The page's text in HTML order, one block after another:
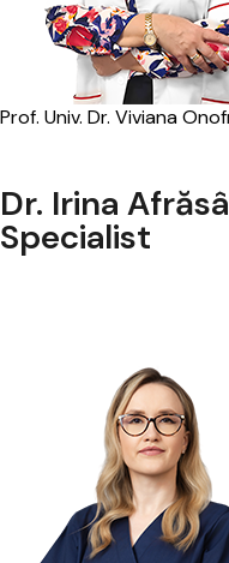
Prof. Univ. Dr. Viviana
Dr. Irina
Specialist